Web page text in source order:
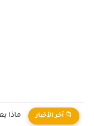
📁 آخر الأخبار ماذا